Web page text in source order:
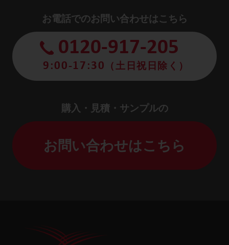
お電話でのお問い合わせはこちら
0120-917-205
9:00-17:30 （土日祝日除く）
購入・見積・サンプルの
お問い合わせはこちら